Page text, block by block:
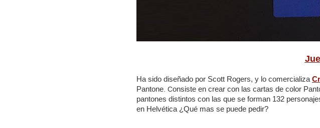
Ha sido diseñado por Scott Rogers, y lo comercializa
Pantone . Consiste en crear con las cartas de color
pantones distintos con las que se forman 132
en Helvética ¿Qué mas se puede pedir?